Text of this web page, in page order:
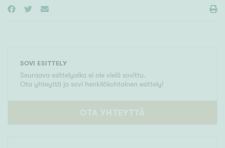
SOVI ESITTELY
Seuraava esittelyaika ei ole vielä sovittu.
Ota yhteyttä ja sovi henkilökohtainen esittely!
OTA YHTEYTTÄ